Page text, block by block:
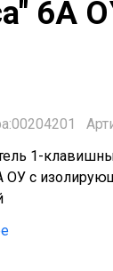
6А
1-
ОУ с